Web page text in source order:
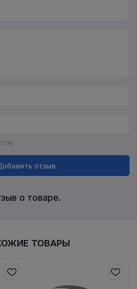
отзыв
о товаре.
ТОВАРЫ